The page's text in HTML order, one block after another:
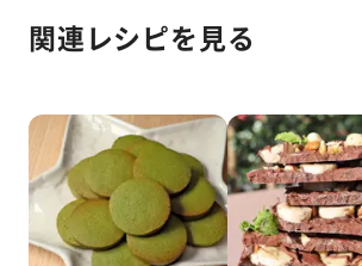
関連レシピを見る